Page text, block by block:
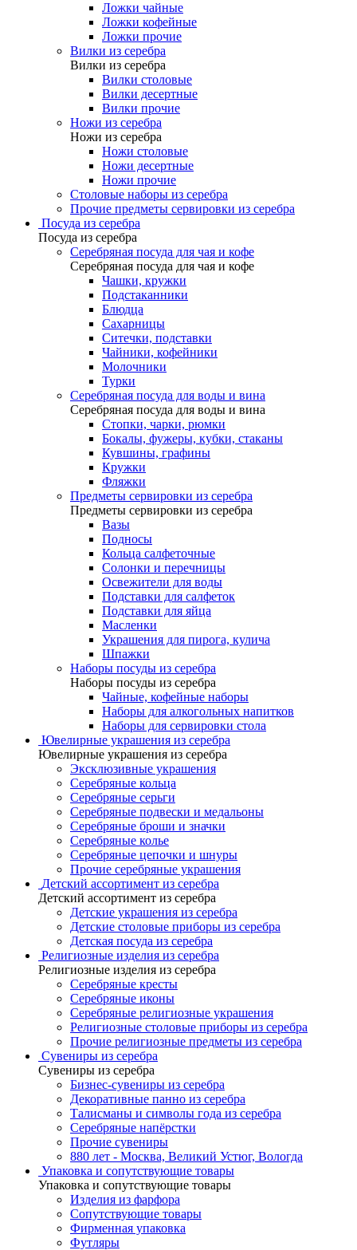
Ложки чайные
Ложки кофейные
Ложки прочие
Вилки из серебра
Вилки из серебра
Вилки столовые
Вилки десертные
Вилки прочие
Ножи из серебра
Ножи из серебра
Ножи столовые
Ножи десертные
Ножи прочие
Столовые наборы из серебра
Прочие предметы сервировки из серебра
Посуда из серебра
Посуда из серебра
Серебряная посуда для чая и кофе
Серебряная посуда для чая и кофе
Чашки, кружки
Подстаканники
Блюдца
Сахарницы
Ситечки, подставки
Чайники, кофейники
Молочники
Турки
Серебряная посуда для воды и вина
Серебряная посуда для воды и вина
Стопки, чарки, рюмки
Бокалы, фужеры, кубки, стаканы
Кувшины, графины
Кружки
Фляжки
Предметы сервировки из серебра
Предметы сервировки из серебра
Вазы
Подносы
Кольца салфеточные
Солонки и перечницы
Освежители для воды
Подставки для салфеток
Подставки для яйца
Масленки
Украшения для пирога, кулича
Шпажки
Наборы посуды из серебра
Наборы посуды из серебра
Чайные, кофейные наборы
Наборы для алкогольных напитков
Наборы для сервировки стола
Ювелирные украшения из серебра
Ювелирные украшения из серебра
Эксклюзивные украшения
Серебряные кольца
Серебряные серьги
Серебряные подвески и медальоны
Серебряные броши и значки
Серебряные колье
Серебряные цепочки и шнуры
Прочие серебряные украшения
Детский ассортимент из серебра
Детский ассортимент из серебра
Детские украшения из серебра
Детские столовые приборы из серебра
Детская посуда из серебра
Религиозные изделия из серебра
Религиозные изделия из серебра
Серебряные кресты
Серебряные иконы
Серебряные религиозные украшения
Религиозные столовые приборы из серебра
Прочие религиозные предметы из серебра
Сувениры из серебра
Сувениры из серебра
Бизнес-сувениры из серебра
Декоративные панно из серебра
Талисманы и символы года из серебра
Серебряные напёрстки
Прочие сувениры
880 лет - Москва, Великий Устюг, Вологда
Упаковка и сопутствующие товары
Упаковка и сопутствующие товары
Изделия из фарфора
Сопутствующие товары
Фирменная упаковка
Футляры